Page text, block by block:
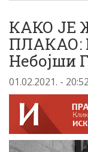
КАКО ЈЕ
ПЛАКАО:
Небојши
01.02.2021. - 20:52